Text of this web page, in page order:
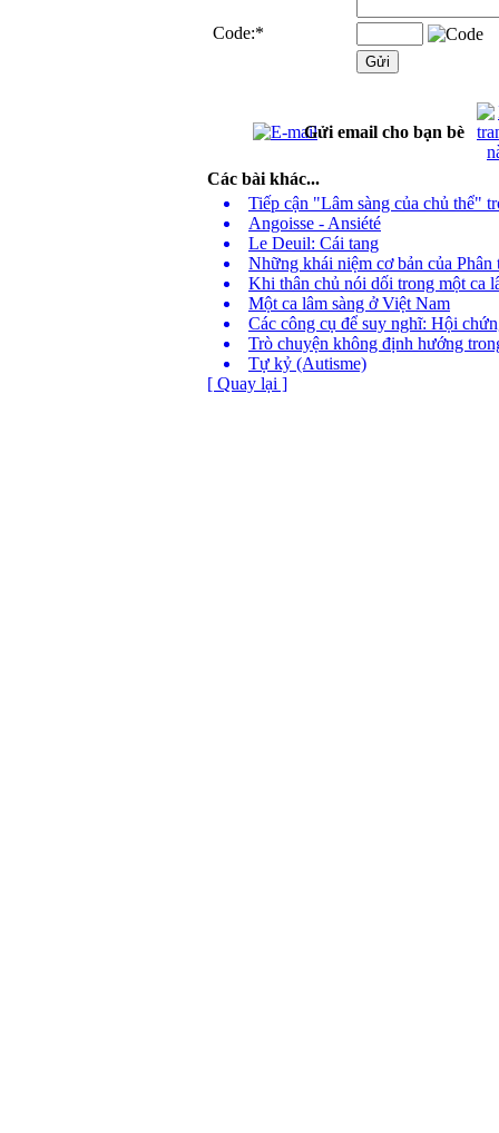
Code:*
Gửi email cho bạn bè
Các bài khác...
Tiếp cận "Lâm sàng của chủ thể"
Angoisse - Ansiété
Le Deuil: Cái tang
Những khái niệm cơ bản của Phân
Khi thân chủ nói dối trong một ca
Một ca lâm sàng ở Việt Nam
Các công cụ để suy nghĩ: Hội
Trò chuyện không định hướng
Tự kỷ (Autisme)
[ Quay lại ]